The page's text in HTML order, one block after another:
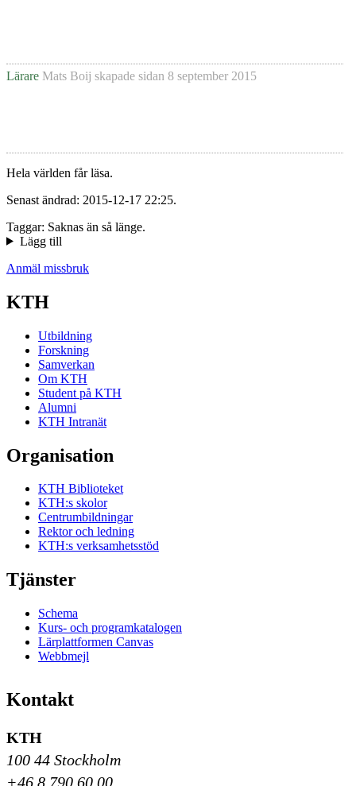
Lärare Mats Boij skapade sidan 8 september 2015
Hela världen får läsa.
Senast ändrad: 2015-12-17 22:25.
Taggar: Saknas än så länge.
Lägg till
Anmäl missbruk
KTH
Utbildning
Forskning
Samverkan
Om KTH
Student på KTH
Alumni
KTH Intranät
Organisation
KTH Biblioteket
KTH:s skolor
Centrumbildningar
Rektor och ledning
KTH:s verksamhetsstöd
Tjänster
Schema
Kurs- och programkatalogen
Lärplattformen Canvas
Webbmejl
Kontakt
KTH
100 44 Stockholm
+46 8 790 60 00